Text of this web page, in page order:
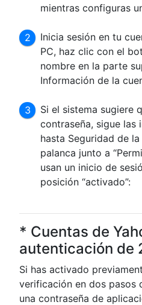
mientras configuras
Inicia sesión en tu
PC, haz clic con el
nombre en la parte
Información de la
Si el sistema sugiere
contraseña, sigue las
hasta Seguridad de
palanca junto a
usan un inicio de
posición “activado”:
* Cuentas de
autenticación de
Si has activado
verificación en dos pasos
una contraseña de